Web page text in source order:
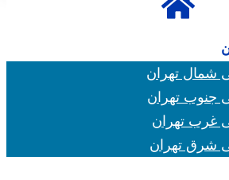
شمال تهران
جنوب تهران
غرب تهران
شرق تهران